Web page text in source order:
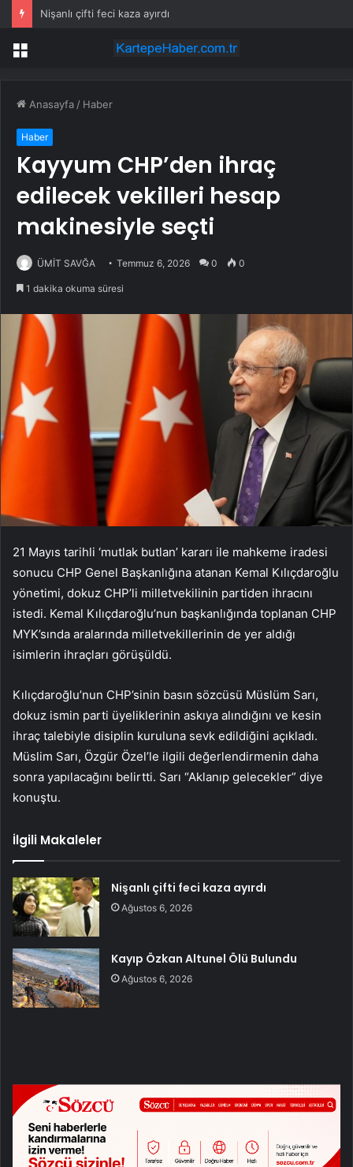
Nişanlı çifti feci kaza ayırdı
Menü
Anasayfa / Haber
Haber
Kayyum CHP’den ihraç
edilecek vekilleri hesap
makinesiyle seçti
ÜMİT SAVĞA Temmuz 6, 2026 0 0
1 dakika okuma süresi
21 Mayıs tarihli ‘mutlak butlan’ kararı ile mahkeme iradesi
sonucu CHP Genel Başkanlığına atanan Kemal Kılıçdaroğlu
yönetimi, dokuz CHP’li milletvekilinin partiden ihracını
istedi. Kemal Kılıçdaroğlu’nun başkanlığında toplanan CHP
MYK’sında aralarında milletvekillerinin de yer aldığı
isimlerin ihraçları görüşüldü.
Kılıçdaroğlu’nun CHP’sinin basın sözcüsü Müslüm Sarı,
dokuz ismin parti üyeliklerinin askıya alındığını ve kesin
ihraç talebiyle disiplin kuruluna sevk edildiğini açıkladı.
Müslim Sarı, Özgür Özel’le ilgili değerlendirmenin daha
sonra yapılacağını belirtti. Sarı “Aklanıp gelecekler” diye
konuştu.
İlgili Makaleler
Nişanlı çifti feci kaza ayırdı
Ağustos 6, 2026
Kayıp Özkan Altunel Ölü Bulundu
Ağustos 6, 2026